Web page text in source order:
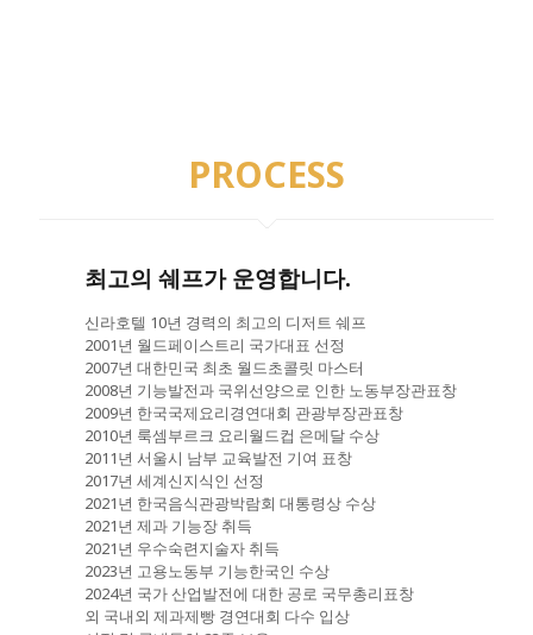
PROCESS
최고의 쉐프가 운영합니다.
신라호텔 10년 경력의 최고의 디저트 쉐프
2001년 월드페이스트리 국가대표 선정
2007년 대한민국 최초 월드초콜릿 마스터
2008년 기능발전과 국위선양으로 인한 노동부장관표창
2009년 한국국제요리경연대회 관광부장관표창
2010년 룩셈부르크 요리월드컵 은메달 수상
2011년 서울시 남부 교육발전 기여 표창
2017년 세계신지식인 선정
2021년 한국음식관광박람회 대통령상 수상
2021년 제과 기능장 취득
2021년 우수숙련지술자 취득
2023년 고용노동부 기능한국인 수상
2024년 국가 산업발전에 대한 공로 국무총리표창
외 국내외 제과제빵 경연대회 다수 입상